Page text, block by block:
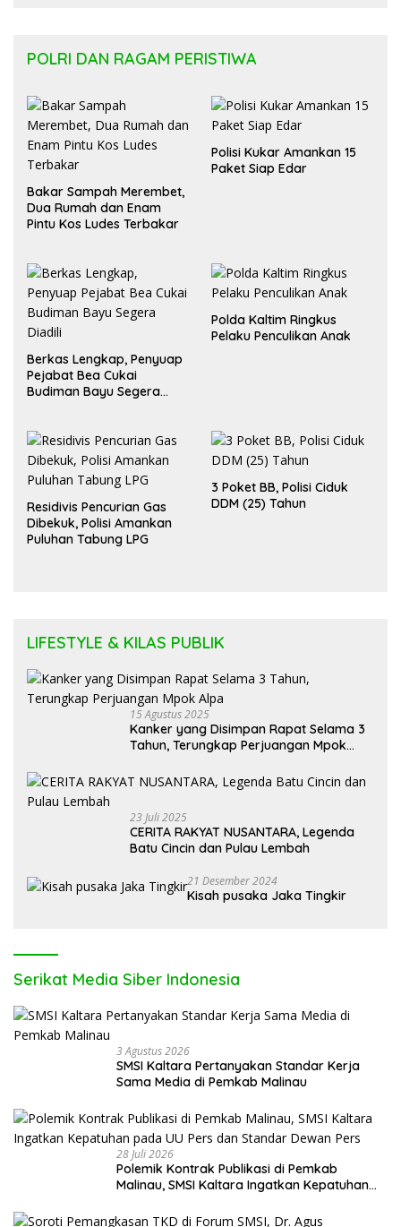
POLRI DAN RAGAM PERISTIWA
Bakar Sampah Merembet,
Dua Rumah dan Enam
Pintu Kos Ludes Terbakar
Polisi Kukar Amankan 15
Paket Siap Edar
Berkas Lengkap, Penyuap
Pejabat Bea Cukai
Budiman Bayu Segera
Polda Kaltim Ringkus
Pelaku Penculikan Anak
Residivis Pencurian Gas
Dibekuk, Polisi Amankan
Puluhan Tabung LPG
3 Poket BB, Polisi Ciduk
DDM (25) Tahun
LIFESTYLE & KILAS PUBLIK
15 Agustus 2025
Kanker yang Disimpan Rapat Selama 3
Tahun, Terungkap Perjuangan Mpok
23 Juli 2025
CERITA RAKYAT NUSANTARA, Legenda
Batu Cincin dan Pulau Lembah
21 Desember 2024
Kisah pusaka Jaka Tingkir
Serikat Media Siber Indonesia
3 Agustus 2026
SMSI Kaltara Pertanyakan Standar Kerja
Sama Media di Pemkab Malinau
28 Juli 2026
Polemik Kontrak Publikasi di Pemkab
Malinau, SMSI Kaltara Ingatkan Kepatuhan